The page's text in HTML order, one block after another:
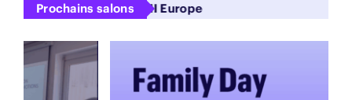
Prochains salons